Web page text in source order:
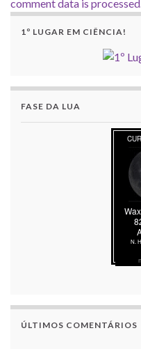
comment data is
1º LUGAR EM CIÊNCIA!
FASE DA LUA
ÚLTIMOS COMENTÁRIOS